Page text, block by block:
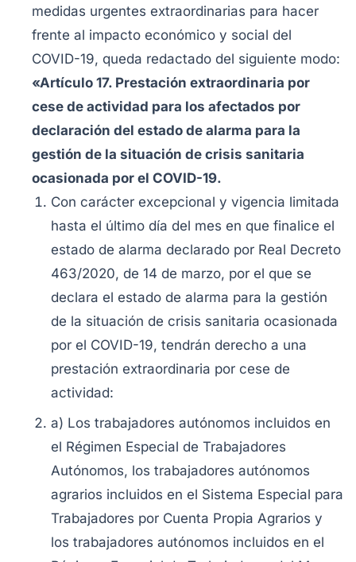
medidas urgentes extraordinarias para hacer
frente al impacto económico y social del
COVID-19, queda redactado del siguiente modo:
«Artículo 17. Prestación extraordinaria por
cese de actividad para los afectados por
declaración del estado de alarma para la
gestión de la situación de crisis sanitaria
ocasionada por el COVID-19.
Con carácter excepcional y vigencia limitada
hasta el último día del mes en que finalice el
estado de alarma declarado por Real Decreto
463/2020, de 14 de marzo, por el que se
declara el estado de alarma para la gestión
de la situación de crisis sanitaria ocasionada
por el COVID-19, tendrán derecho a una
prestación extraordinaria por cese de
actividad:
a) Los trabajadores autónomos incluidos en
el Régimen Especial de Trabajadores
Autónomos, los trabajadores autónomos
agrarios incluidos en el Sistema Especial para
Trabajadores por Cuenta Propia Agrarios y
los trabajadores autónomos incluidos en el